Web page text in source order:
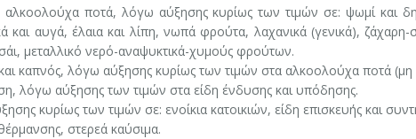
ποτά, λόγω αύξησης κυρίως των τιμών σε: ψωμί και
και αυγά, έλαια και λίπη, νωπά φρούτα, λαχανικά (γενικά), ζάχαρη-
μεταλλικό νερό-αναψυκτικά-χυμούς φρούτων.
καπνός, λόγω αύξησης κυρίως των τιμών στα αλκοολούχα ποτά (μη
λόγω αύξησης των τιμών στα είδη ένδυσης και υπόδησης.
κυρίως των τιμών σε: ενοίκια κατοικιών, είδη επισκευής και
στερεά καύσιμα.